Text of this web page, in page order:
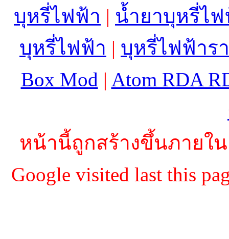
บุหรี่ไฟฟ้า | น้ำยาบุหรี่ไ
บุหรี่ไฟฟ้า | บุหรี่ไฟฟ้าร
Box Mod | Atom RDA
หน้านี้ถูกสร้างขึ้นภายใน
Google visited last this